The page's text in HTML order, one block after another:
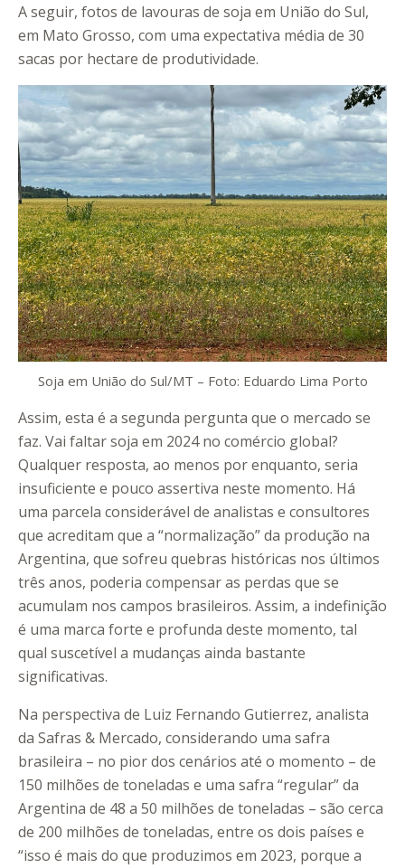
A seguir, fotos de lavouras de soja em União do Sul,
em Mato Grosso, com uma expectativa média de 30
sacas por hectare de produtividade.
Soja em União do Sul/MT – Foto: Eduardo Lima Porto
Assim, esta é a segunda pergunta que o mercado se
faz. Vai faltar soja em 2024 no comércio global?
Qualquer resposta, ao menos por enquanto, seria
insuficiente e pouco assertiva neste momento. Há
uma parcela considerável de analistas e consultores
que acreditam que a “normalização” da produção na
Argentina, que sofreu quebras históricas nos últimos
três anos, poderia compensar as perdas que se
acumulam nos campos brasileiros. Assim, a indefinição
é uma marca forte e profunda deste momento, tal
qual suscetível a mudanças ainda bastante
significativas.
Na perspectiva de Luiz Fernando Gutierrez, analista
da Safras & Mercado, considerando uma safra
brasileira – no pior dos cenários até o momento – de
150 milhões de toneladas e uma safra “regular” da
Argentina de 48 a 50 milhões de toneladas – são cerca
de 200 milhões de toneladas, entre os dois países e
“isso é mais do que produzimos em 2023, porque a